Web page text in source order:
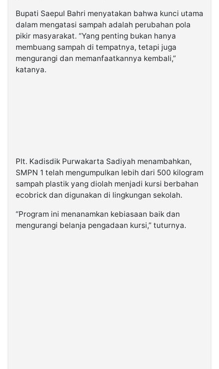
Bupati Saepul Bahri menyatakan bahwa kunci utama
dalam mengatasi sampah adalah perubahan pola
pikir masyarakat. “Yang penting bukan hanya
membuang sampah di tempatnya, tetapi juga
mengurangi dan memanfaatkannya kembali,”
katanya.
Plt. Kadisdik Purwakarta Sadiyah menambahkan,
SMPN 1 telah mengumpulkan lebih dari 500 kilogram
sampah plastik yang diolah menjadi kursi berbahan
ecobrick dan digunakan di lingkungan sekolah.
“Program ini menanamkan kebiasaan baik dan
mengurangi belanja pengadaan kursi,” tuturnya.